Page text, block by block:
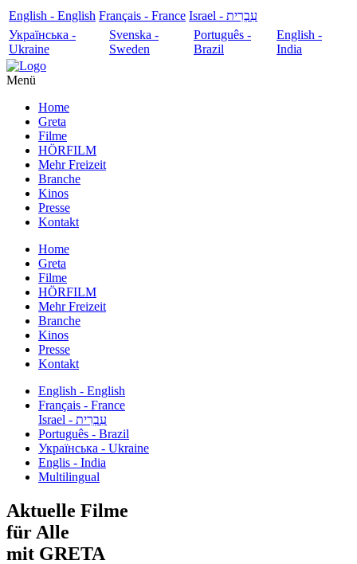
English - English Français - France
עִבְרִית - Israel
Українська -
Ukraine
Svenska -
Sweden
Português -
Brazil
English -
India
Menü
Home
Greta
Filme
HÖRFILM
Mehr Freizeit
Branche
Kinos
Presse
Kontakt
Home
Greta
Filme
HÖRFILM
Mehr Freizeit
Branche
Kinos
Presse
Kontakt
English - English
Français - France
עִבְרִית - Israel
Português - Brazil
Українська - Ukraine
Englis - India
Multilingual
Aktuelle Filme
für Alle
mit GRETA